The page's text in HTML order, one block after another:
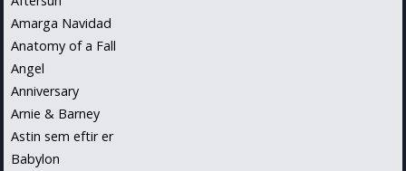
Amarga Navidad
Anatomy of a Fall
Angel
Anniversary
Arnie & Barney
Astin sem eftir er
Babylon